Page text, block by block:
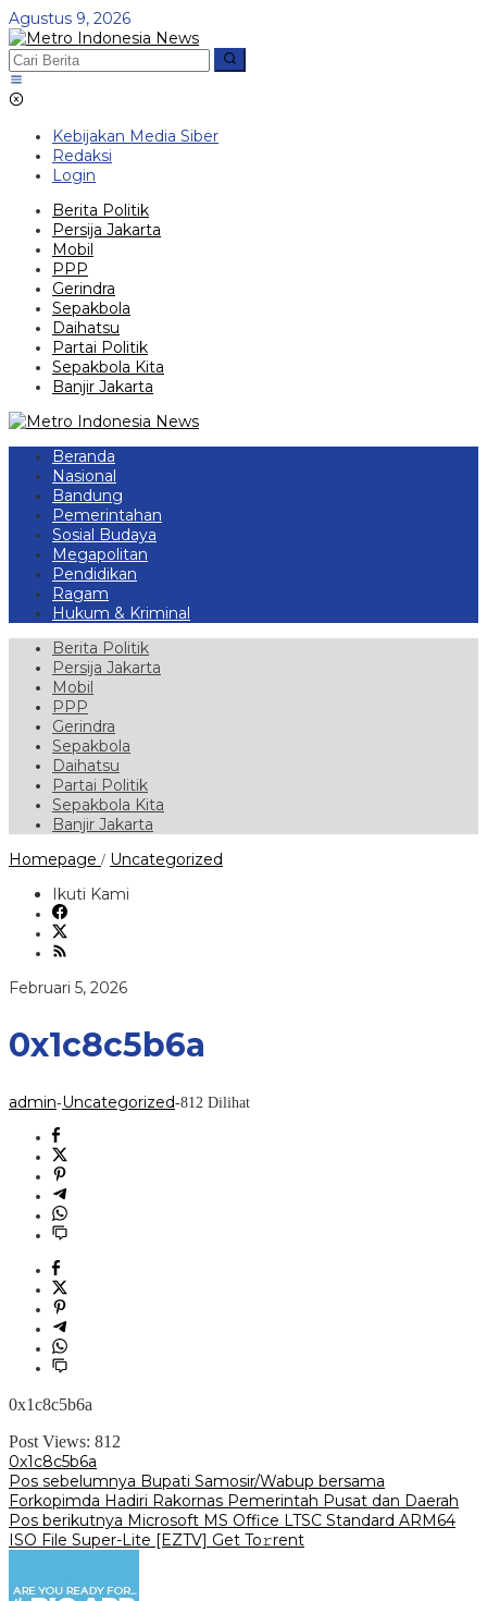
Lewati
ke
konten
Agustus 9, 2026
Kebijakan Media Siber
Redaksi
Login
Berita Politik
Persija Jakarta
Mobil
PPP
Gerindra
Sepakbola
Daihatsu
Partai Politik
Sepakbola Kita
Banjir Jakarta
Beranda
Nasional
Bandung
Pemerintahan
Sosial Budaya
Megapolitan
Pendidikan
Ragam
Hukum & Kriminal
Berita Politik
Persija Jakarta
Mobil
PPP
Gerindra
Sepakbola
Daihatsu
Partai Politik
Sepakbola Kita
Banjir Jakarta
Homepage / Uncategorized
Ikuti Kami
Februari 5, 2026oleh
0x1c8c5b6a
admin-Uncategorized-812 Dilihat
0x1c8c5b6a
Post Views: 812
0x1c8c5b6a
Navigasi
pos
Pos sebelumnya Bupati Samosir/Wabup bersama
Forkopimda Hadiri Rakornas Pemerintah Pusat dan Daerah
Pos berikutnya Microsoft MS Office LTSC Standard ARM64
ISO File Super-Lite [EZTV] Get To𝚛rent